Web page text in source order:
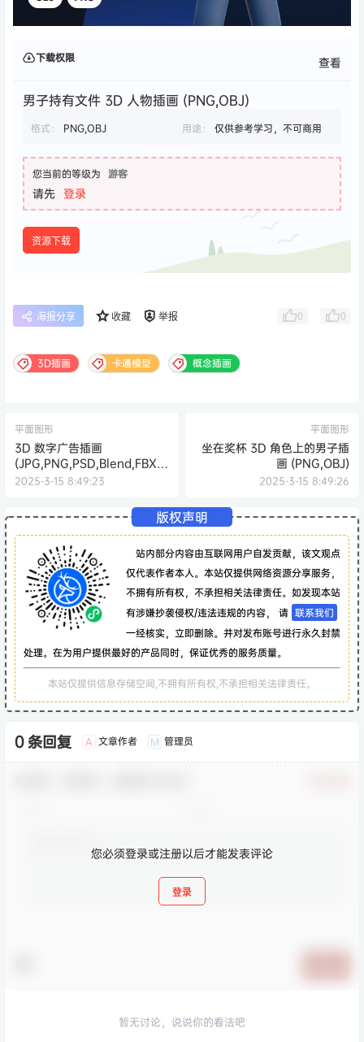
下载权限 查看
男子持有文件 3D 人物插画 (PNG,OBJ)
格式： PNG,OBJ 用途： 仅供参考学习，不可商用
您当前的等级为 游客
请先 登录
资源下载
海报分享 收藏 举报 0 0
3D插画 卡通模型 概念插画
平面图形
3D 数字广告插画
(JPG,PNG,PSD,Blend,FBX,O
BJ)
2025-3-15 8:49:23
平面图形
坐在奖杯 3D 角色上的男子插
画 (PNG,OBJ)
2025-3-15 8:49:26
版权声明
站内部分内容由互联网用户自发贡献，该文观点
仅代表作者本人。本站仅提供网络资源分享服务，
不拥有所有权，不承担相关法律责任。如发现本站
有涉嫌抄袭侵权/违法违规的内容， 请 联系我们
一经核实，立即删除。并对发布账号进行永久封禁
处理。在为用户提供最好的产品同时，保证优秀的服务质量。
本站仅提供信息存储空间,不拥有所有权,不承担相关法律责任。
0 条回复 A 文章作者 M 管理员
您必须登录或注册以后才能发表评论
登录
暂无讨论，说说你的看法吧